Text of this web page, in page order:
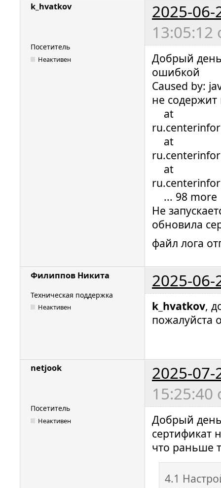
k_hvatkov
2025-06-
13:05:12
Посетитель
Неактивен
Добрый
ошибкой
Caused by:
не содержит
at
at
at
... 98 more
Не
обновила
файл лога
Филиппов Никита 2025-06-
Техническая поддержка
Неактивен k_hvatkov,
пожалуйста
netjook
2025-07-
15:25:40
Посетитель
Неактивен
Добрый
сертификат
что раньше
4.1